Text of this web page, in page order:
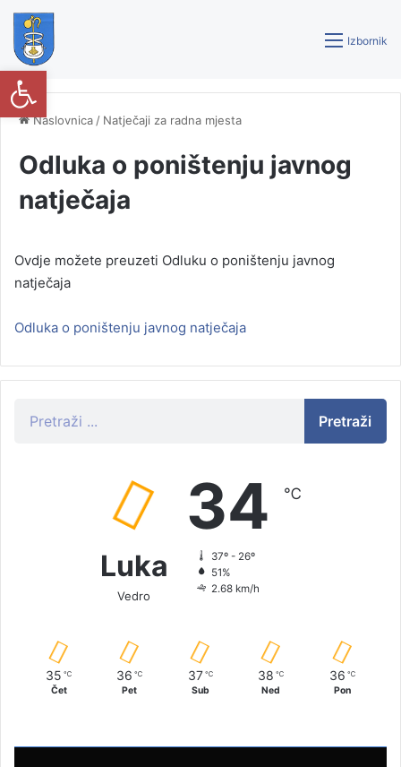
Izbornik
Naslovnica / Natječaji za radna mjesta
Odluka o poništenju javnog
natječaja
Ovdje možete preuzeti Odluku o poništenju javnog
natječaja
Odluka o poništenju javnog natječaja
Pretraži
Luka
Vedro
34 ℃
37º - 26º
51%
2.68 km/h
35 ℃
Čet
36 ℃
Pet
37 ℃
Sub
38 ℃
Ned
36 ℃
Pon
Open toolbar